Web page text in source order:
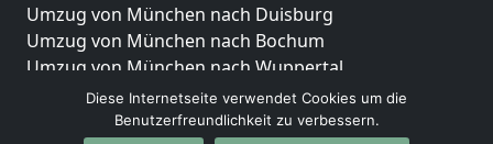
Umzug von München nach Duisburg
Umzug von München nach Bochum
Umzug von München nach Wuppertal
Umzug von München nach Bielefeld
Umzug von München nach Bonn
Diese Internetseite verwendet Cookies um die
Benutzerfreundlichkeit zu verbessern.